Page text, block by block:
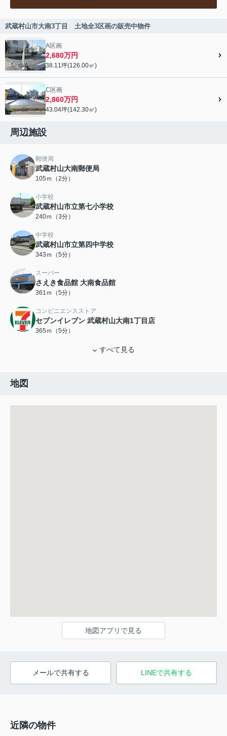
武蔵村山市大南3丁目 土地全3区画の販売中物件
A区画
2,680万円
38.11坪(126.00㎡)
C区画
2,860万円
43.04坪(142.30㎡)
周辺施設
郵便局
武蔵村山大南郵便局
105ｍ（2分）
小学校
武蔵村山市立第七小学校
240ｍ（3分）
中学校
武蔵村山市立第四中学校
343ｍ（5分）
スーパー
さえき食品館 大南食品館
361ｍ（5分）
コンビニエンスストア
セブンイレブン 武蔵村山大南1丁目店
365ｍ（5分）
すべて見る
地図
地図アプリで見る
メールで共有する LINEで共有する
近隣の物件